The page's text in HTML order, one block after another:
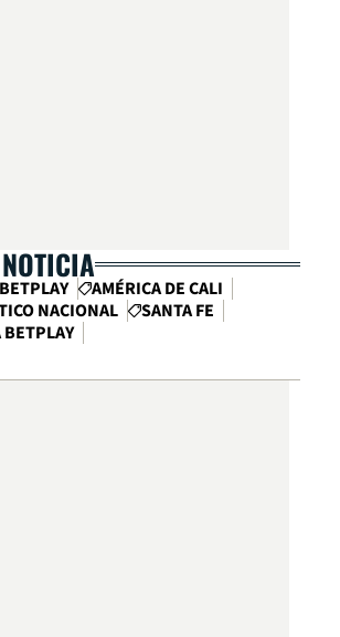
AMÉRICA DE CALI
NACIONAL
SANTA FE
BETPLAY